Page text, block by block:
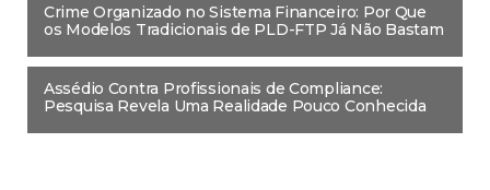
Crime Organizado no Sistema Financeiro: Por Que
os Modelos Tradicionais de PLD-FTP Já Não Bastam
Assédio Contra Profissionais de Compliance:
Pesquisa Revela Uma Realidade Pouco Conhecida